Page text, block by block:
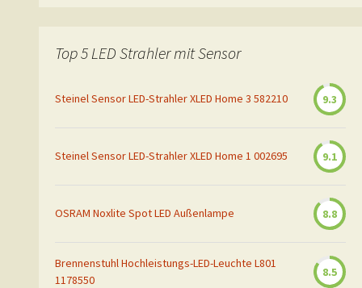
Top 5 LED Strahler mit Sensor
Steinel Sensor LED-Strahler XLED Home 3 582210 9.3
Steinel Sensor LED-Strahler XLED Home 1 002695 9.1
OSRAM Noxlite Spot LED Außenlampe 8.8
Brennenstuhl Hochleistungs-LED-Leuchte L801
1178550
8.5